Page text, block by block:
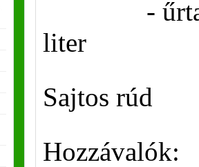
-
liter
Sajtos rúd
Hozzávalók: